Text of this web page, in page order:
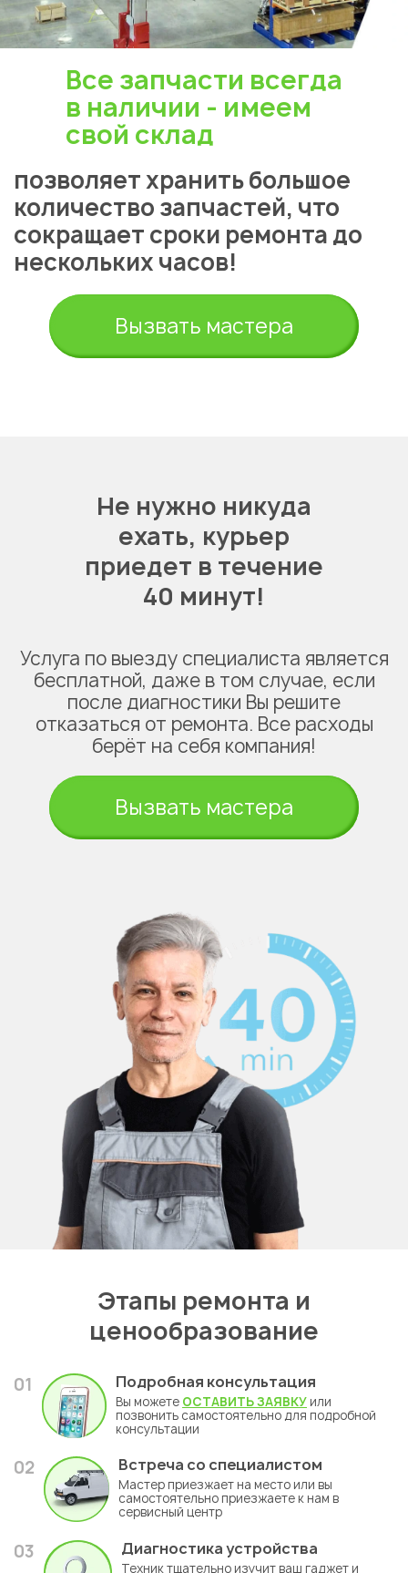
Все запчасти всегда
в наличии - имеем
свой склад
позволяет хранить большое
количество запчастей, что
сокращает сроки ремонта до
нескольких часов!
Вызвать мастера
Не нужно никуда
ехать, курьер
приедет в течение
40 минут!
Услуга по выезду специалиста является
бесплатной, даже в том случае, если
после диагностики Вы решите
отказаться от ремонта. Все расходы
берёт на себя компания!
Вызвать мастера
Этапы ремонта и
ценообразование
01 Подробная консультация
Вы можете ОСТАВИТЬ ЗАЯВКУ или
позвонить самостоятельно для подробной
консультации
02 Встреча со специалистом
Мастер приезжает на место или вы
самостоятельно приезжаете к нам в
сервисный центр
03 Диагностика устройства
Техник тщательно изучит ваш гаджет и